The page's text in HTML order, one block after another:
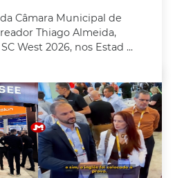
Câmara Municipal de
Thiago Almeida,
West 2026, nos Estad ...